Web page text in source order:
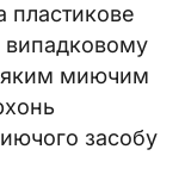
пластикове
випадковому
миючим
засобу